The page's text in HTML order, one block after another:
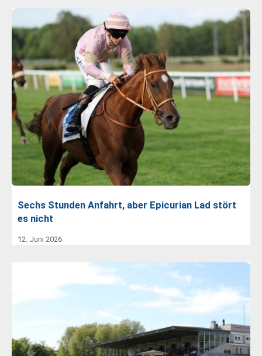
Sechs Stunden Anfahrt, aber Epicurian Lad stört
es nicht
12. Juni 2026